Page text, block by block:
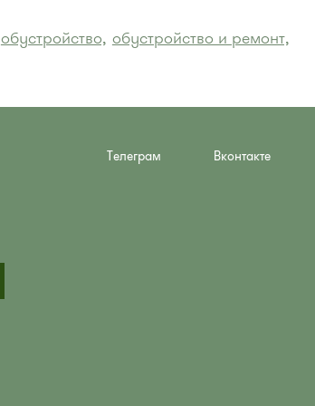
обустройство, обустройство и ремонт,
Телеграм Вконтакте